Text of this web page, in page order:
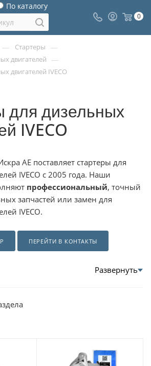
По каталогу
0
— Стартеры —
двигателей —
двигателей IVECO
для дизельных
IVECO
АЕ поставляет стартеры для
IVECO с 2005 года. Наши
профессиональный, точный
запчастей или замен для
IVECO.
ПЕРЕЙТИ В КОНТАКТЫ